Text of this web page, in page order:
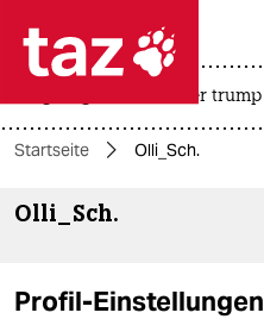
 taz zahl ich
themen
usa unter trump
Startseite Olli_Sch.
Olli_Sch.
Profil-Einstellungen